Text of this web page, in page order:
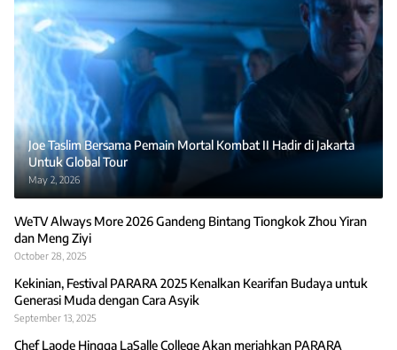
Joe Taslim Bersama Pemain Mortal Kombat II Hadir di Jakarta
Untuk Global Tour
May 2, 2026
WeTV Always More 2026 Gandeng Bintang Tiongkok Zhou Yiran
dan Meng Ziyi
October 28, 2025
Kekinian, Festival PARARA 2025 Kenalkan Kearifan Budaya untuk
Generasi Muda dengan Cara Asyik
September 13, 2025
Chef Laode Hingga LaSalle College Akan meriahkan PARARA